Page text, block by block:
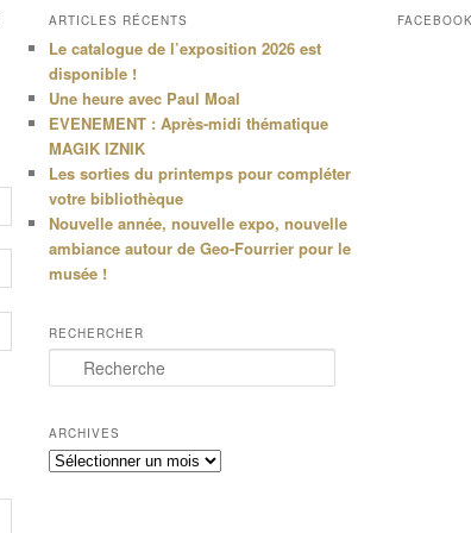
ARTICLES RÉCENTS
Le catalogue de l’exposition 2026 est
disponible !
Une heure avec Paul Moal
EVENEMENT : Après-midi thématique
MAGIK IZNIK
Les sorties du printemps pour compléter
votre bibliothèque
Nouvelle année, nouvelle expo, nouvelle
ambiance autour de Geo-Fourrier pour le
musée !
RECHERCHER
e
h
e
r
ARCHIVES
Archives